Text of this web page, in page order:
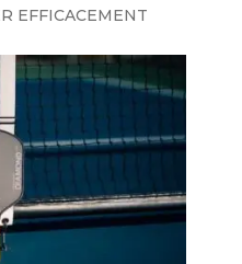
EFFICACEMENT